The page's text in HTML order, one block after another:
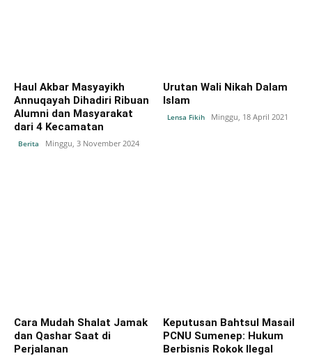
Haul Akbar Masyayikh
Annuqayah Dihadiri Ribuan
Alumni dan Masyarakat
dari 4 Kecamatan
Berita Minggu, 3 November 2024
Urutan Wali Nikah Dalam
Islam
Lensa Fikih Minggu, 18 April 2021
Cara Mudah Shalat Jamak
dan Qashar Saat di
Perjalanan
Keputusan Bahtsul Masail
PCNU Sumenep: Hukum
Berbisnis Rokok Ilegal